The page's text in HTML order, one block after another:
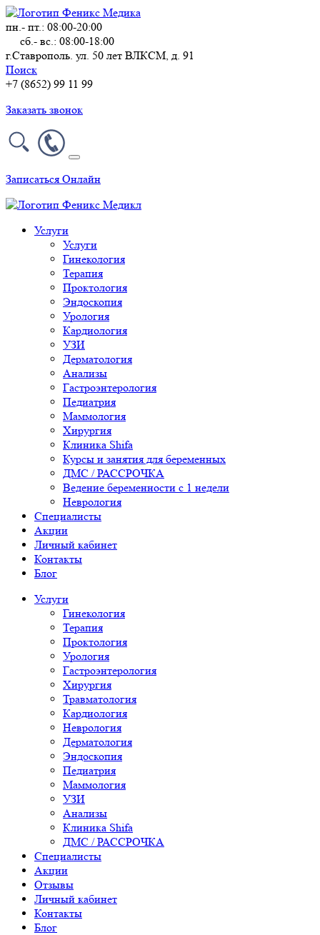
пн.- пт.: 08:00-20:00
сб.- вс.: 08:00-18:00
г.Ставрополь. ул. 50 лет ВЛКСМ, д. 91
Поиск
+7 (8652) 99 11 99
Заказать звонок
Записаться Онлайн
Услуги
Услуги
Гинекология
Терапия
Проктология
Эндоскопия
Урология
Кардиология
УЗИ
Дерматология
Анализы
Гастроэнтерология
Педиатрия
Маммология
Хирургия
Клиника Shifa
Курсы и занятия для беременных
ДМС / РАССРОЧКА
Ведение беременности с 1 недели
Неврология
Специалисты
Акции
Личный кабинет
Контакты
Блог
Услуги
Гинекология
Терапия
Проктология
Урология
Гастроэнтерология
Хирургия
Травматология
Кардиология
Неврология
Дерматология
Эндоскопия
Педиатрия
Маммология
УЗИ
Анализы
Клиника Shifa
ДМС / РАССРОЧКА
Специалисты
Акции
Отзывы
Личный кабинет
Контакты
Блог